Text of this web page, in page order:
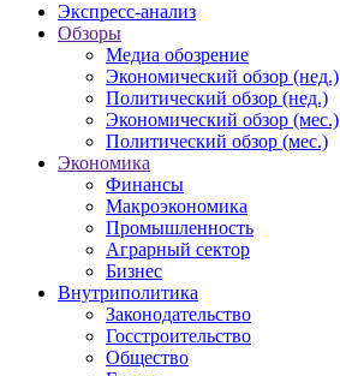
Экспресс-анализ
Обзоры
Медиа обозрение
Экономический обзор (нед.)
Политический обзор (нед.)
Экономический обзор (мес.)
Политический обзор (мес.)
Экономика
Финансы
Макроэкономика
Промышленность
Аграрный сектор
Бизнес
Внутриполитика
Законодательство
Госстроительство
Общество